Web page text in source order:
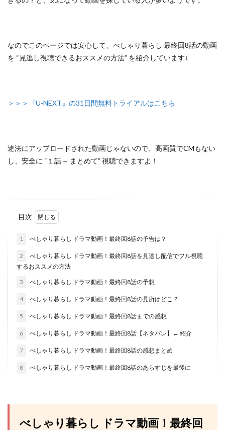
なのでこのページでは安心して、 べしゃり暮らし 最終回8話の動画
を “見逃し視聴できるおススメの方法” を紹介しています↓
＞＞＞『U-NEXT』の31日間無料トライアルはこちら
違法にアップロードされた動画じゃないので、高画質でCMもない
し、安全に “１話～ まとめて” 視聴できますよ！
目次
1 べしゃり暮らし ドラマ動画！最終回8話の予告は？
2
べしゃり暮らし ドラマ動画！最終回8話を見逃し配信でフル視聴
するおススメの方法
3 べしゃり暮らし ドラマ動画！最終回8話の予想
4 べしゃり暮らし ドラマ動画！最終回8話の見所はどこ？
5 べしゃり暮らし ドラマ動画！最終回8話までの感想
6 べしゃり暮らし ドラマ動画！最終回8話【ネタバレ】← 紹介
7 べしゃり暮らし ドラマ動画！最終回8話の感想まとめ
8 べしゃり暮らし ドラマ動画！最終回8話のあらすじを最後に
べしゃり暮らし ドラマ動画！最終回